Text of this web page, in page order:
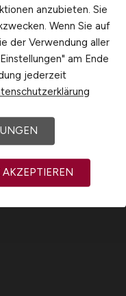
anzubieten. Sie
Wenn Sie auf
der Verwendung aller
am Ende
jederzeit
AKZEPTIEREN